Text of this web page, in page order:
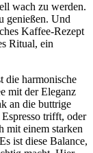
wach zu werden.
genießen. Und
Kaffee-Rezept
Ritual, ein
die harmonische
mit der Eleganz
an die buttrige
trifft, oder
mit einem starken
ist diese Balance,